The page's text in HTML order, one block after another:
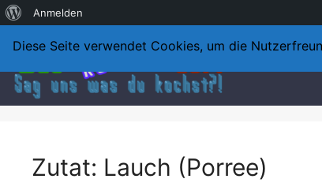
Über
Anmelden
content
Zutat: Lauch (Porree)
Diese Seite verwendet Cookies, um die